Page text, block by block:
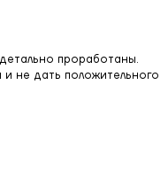
проработаны.
не дать положительного